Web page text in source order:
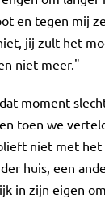
en tegen mij
jij zult het
niet meer."
moment
toen we
niet met het
huis, een
in zijn eigen